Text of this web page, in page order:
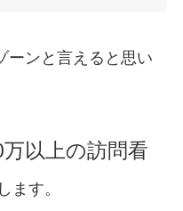
ーンと言えると思い
以上の訪問看
ます。